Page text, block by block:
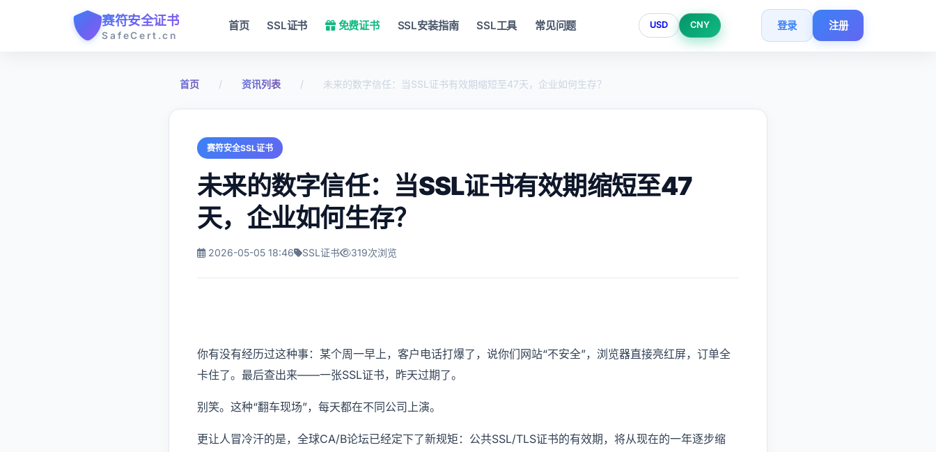
赛符安全证书
SafeCert.cn
首页 SSL证书 免费证书 SSL安装指南 SSL工具 常见问题 USD CNY 登录 注册
首页 / 资讯列表 / 未来的数字信任：当SSL证书有效期缩短至47天，企业如何生存？
赛符安全SSL证书
未来的数字信任：当SSL证书有效期缩短至47
天，企业如何生存？
2026-05-05 18:46 SSL证书 319次浏览
你有没有经历过这种事：某个周一早上，客户电话打爆了，说你们网站“不安全”，浏览器直接亮红屏，订单全
卡住了。最后查出来——一张SSL证书，昨天过期了。
别笑。这种“翻车现场”，每天都在不同公司上演。
更让人冒冷汗的是，全球CA/B论坛已经定下了新规矩：公共SSL/TLS证书的有效期，将从现在的一年逐步缩